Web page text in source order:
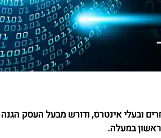
ובעלי אינטרס, ודורש מבעל העסק הגנה
במעלה.